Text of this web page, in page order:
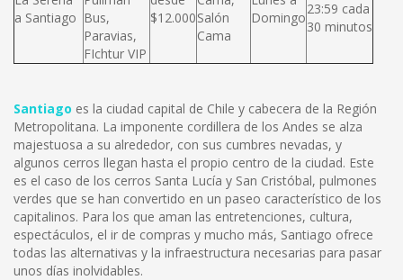
a Santiago Bus,
Paravias,
FIchtur VIP
$12.000Salón
Cama
Domingo
23:59 cada
30 minutos
Santiago es la ciudad capital de Chile y cabecera de la Región
Metropolitana. La imponente cordillera de los Andes se alza
majestuosa a su alrededor, con sus cumbres nevadas, y
algunos cerros llegan hasta el propio centro de la ciudad. Este
es el caso de los cerros Santa Lucía y San Cristóbal, pulmones
verdes que se han convertido en un paseo característico de los
capitalinos. Para los que aman las entretenciones, cultura,
espectáculos, el ir de compras y mucho más, Santiago ofrece
todas las alternativas y la infraestructura necesarias para pasar
unos días inolvidables.